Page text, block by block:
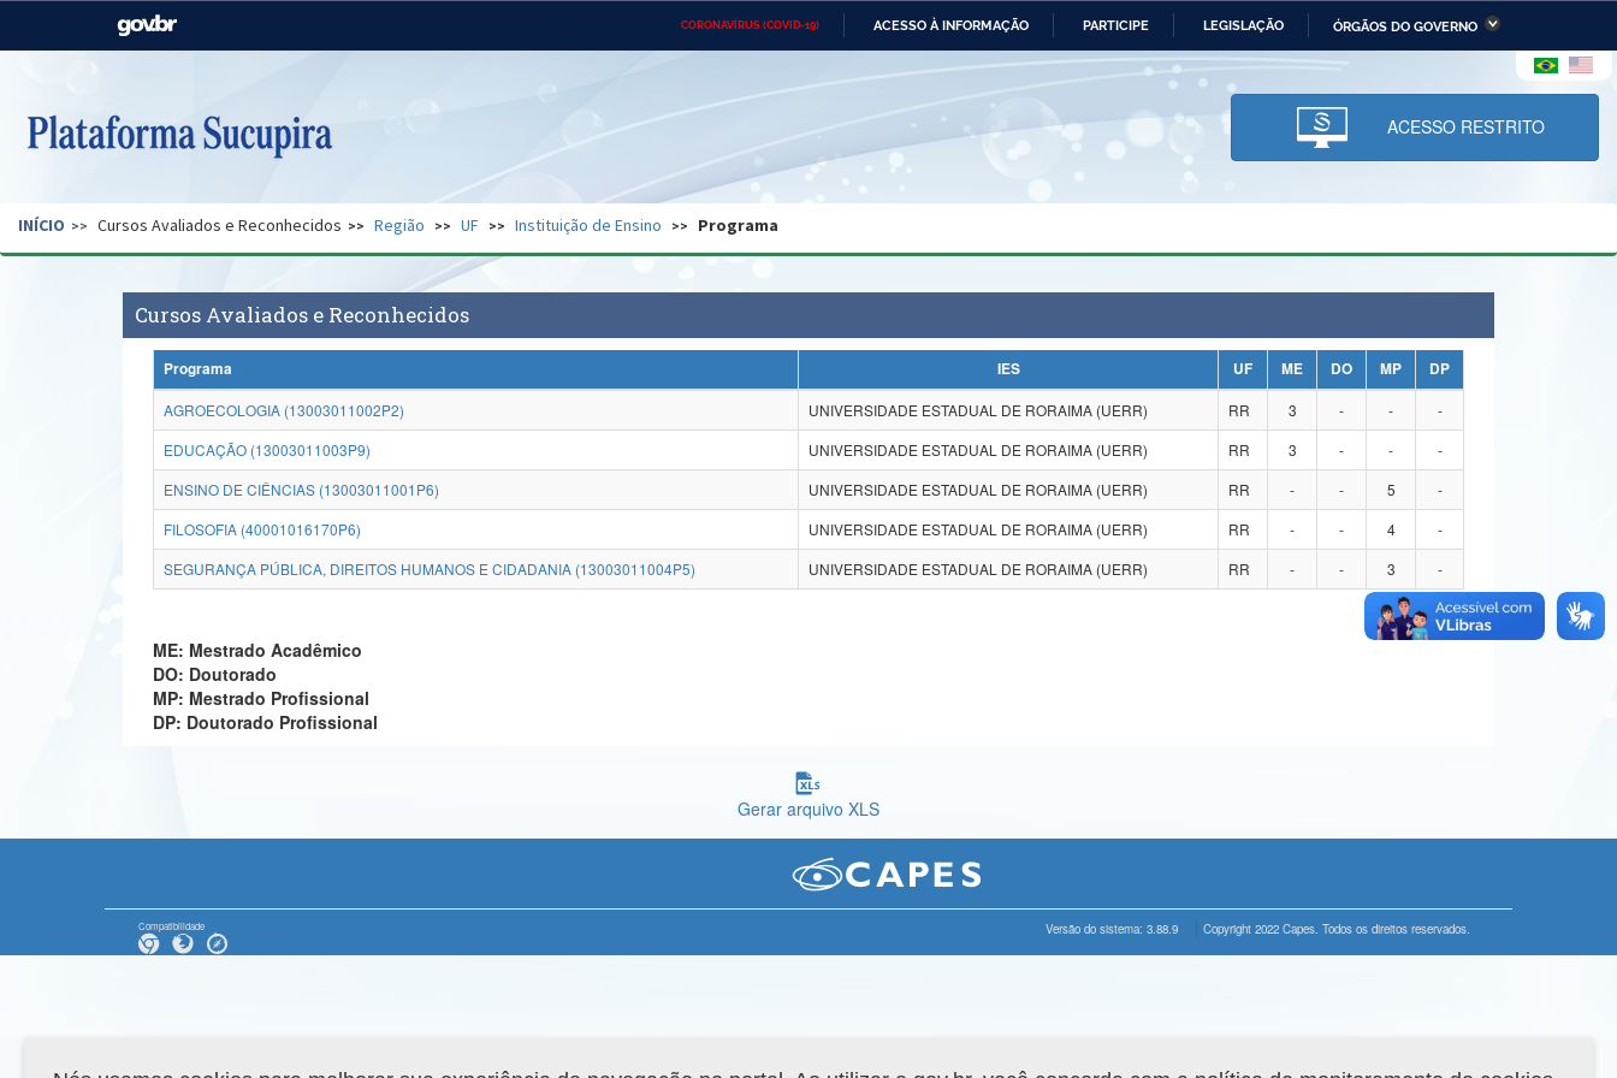
CORONAVÍRUS (COVID-19) ACESSO À INFORMAÇÃO PARTICIPE LEGISLAÇÃO ÓRGÃOS DO GOVERNO
Casa Civil Ministério das Relações Ministério da Economia Ministério da Infraestrutura
Pecuária e Abastecimento
Ministério da Ciência,
Tecnologia, Inovações e
Comunicações
Ministério do Desenvolvimento
Regional e dos Direitos Humanos
Secretaria de Governo Gabinete de Segurança Advocacia-Geral da União Banco Central do Brasil Planalto
ACESSO RESTRITO
INÍCIO Cursos Avaliados e Reconhecidos Região UF Instituição de Ensino Programa
Cursos Avaliados e Reconhecidos
Programa IES UF ME DO MP
DP
AGROECOLOGIA (13003011002P2)
UNIVERSIDADE ESTADUAL DE RORAIMA (UERR) RR 3 - -
-
EDUCAÇÃO (13003011003P9)
UNIVERSIDADE ESTADUAL DE RORAIMA (UERR) RR 3 - -
-
ENSINO DE CIÊNCIAS (13003011001P6)
UNIVERSIDADE ESTADUAL DE RORAIMA (UERR) RR - - 5
-
FILOSOFIA (40001016170P6)
UNIVERSIDADE ESTADUAL DE RORAIMA (UERR) RR - - 4
-
SEGURANÇA PÚBLICA, DIREITOS HUMANOS E CIDADANIA (13003011004P5)
UNIVERSIDADE ESTADUAL DE RORAIMA (UERR) RR - - 3 -
ME: Mestrado Acadêmico
DO: Doutorado
MP: Mestrado Profissional
DP: Doutorado Profissional
Gerar arquivo XLS
Compatibilidade Versão do sistema: 3.88.9 Copyright 2022 Capes. Todos os direitos reservados.